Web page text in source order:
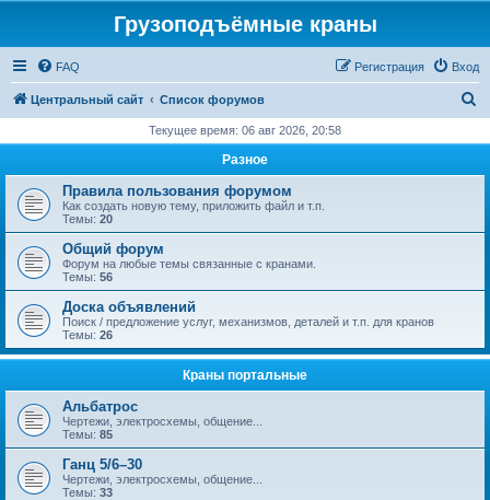
Грузоподъёмные краны
FAQ Вход
Регистрация
Центральный сайт Список форумов
с
Текущее время: 06 авг 2026, 20:58
Разное
Правила пользования форумом
Как создать новую тему, приложить файл и т.п.
Темы: 20
Общий форум
Форум на любые темы связанные с кранами.
Темы: 56
Доска объявлений
Поиск / предложение услуг, механизмов, деталей и т.п. для кранов
Темы: 26
Краны портальные
Альбатрос
Чертежи, электросхемы, общение...
Темы: 85
Ганц 5/6–30
Чертежи, электросхемы, общение...
Темы: 33